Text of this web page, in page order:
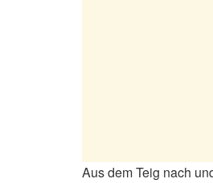
Aus dem Teig nach